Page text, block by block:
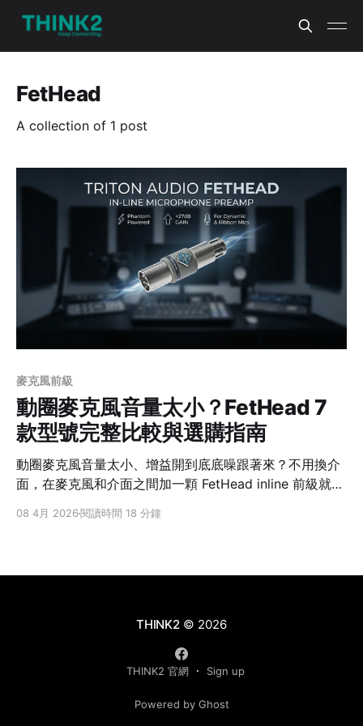
FetHead
A collection of 1 post
麥克風前級
動圈麥克風音量太小？FetHead 7
款型號完整比較與選購指南
動圈麥克風音量太小、增益開到底底噪跟著來？不用換介
面，在麥克風和介面之間加一顆 FetHead inline 前級就能
適用情境和選購建議。
08 4月 2026閱讀時間 18 分鐘
THINK2© 2026
THINK2 官網 Sign up
Powered by Ghost